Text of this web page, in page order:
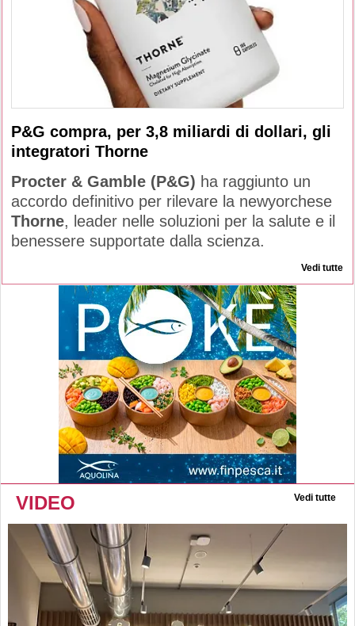
P&G compra, per 3,8 miliardi di dollari, gli
integratori Thorne
Procter & Gamble (P&G) ha raggiunto un
accordo definitivo per rilevare la newyorchese
Thorne, leader nelle soluzioni per la salute e il
benessere supportate dalla scienza.
Vedi tutte
VIDEO Vedi tutte